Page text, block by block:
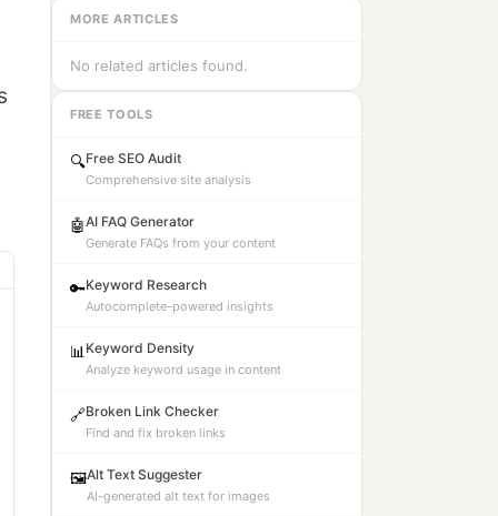
MORE ARTICLES
No related articles found.
FREE TOOLS
🔍Free SEO Audit
Comprehensive site analysis
🤖AI FAQ Generator
Generate FAQs from your content
🔑Keyword Research
Autocomplete-powered insights
📊 Keyword Density
Analyze keyword usage in content
🔗Broken Link Checker
Find and fix broken links
🖼️Alt Text Suggester
AI-generated alt text for images